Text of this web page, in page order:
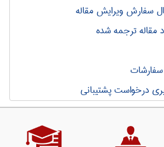
سفارش ویرایش مقاله
مقاله ترجمه شده
درخواست پشتیبانی